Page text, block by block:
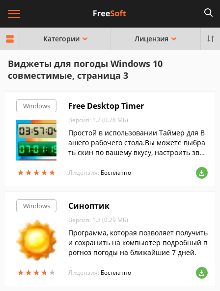
Категории Лицензия
Виджеты для погоды Windows 10
совместимые, страница 3
Windows
★★★★★
★★★★★
Free Desktop Timer
Версия: 1.2 (0.78 МБ)
Простой в использовании Таймер для В
ашего рабочего стола.Вы можете выбра
ть скин по вашему вкусу, настроить звук
Лицензия: Бесплатно
Windows
★★★★ ★
★★★★ ★
Синоптик
Версия: 1.3 (0.29 МБ)
Программа, которая позволяет получить
и сохранить на компьютер подробный п
рогноз погоды на ближайшие 7 дней.
Лицензия: Бесплатно